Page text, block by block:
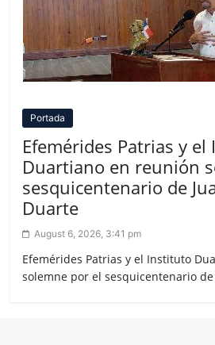
Portada
Efemérides Patrias y
Duartiano en reunión
sesquicentenario de
Duarte
August 6, 2026, 3:41 pm
Efemérides Patrias y el Instituto
solemne por el sesquicentenario